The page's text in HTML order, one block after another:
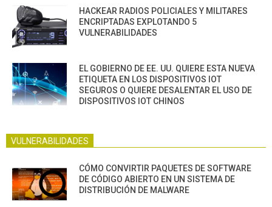
HACKEAR RADIOS POLICIALES Y MILITARES
ENCRIPTADAS EXPLOTANDO 5
VULNERABILIDADES
EL GOBIERNO DE EE. UU. QUIERE ESTA NUEVA
ETIQUETA EN LOS DISPOSITIVOS IOT
SEGUROS O QUIERE DESALENTAR EL USO DE
DISPOSITIVOS IOT CHINOS
VULNERABILIDADES
CÓMO CONVIRTIR PAQUETES DE SOFTWARE
DE CÓDIGO ABIERTO EN UN SISTEMA DE
DISTRIBUCIÓN DE MALWARE